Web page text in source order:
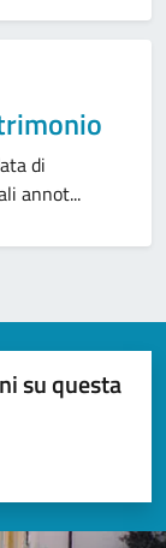
di
annot...
su questa